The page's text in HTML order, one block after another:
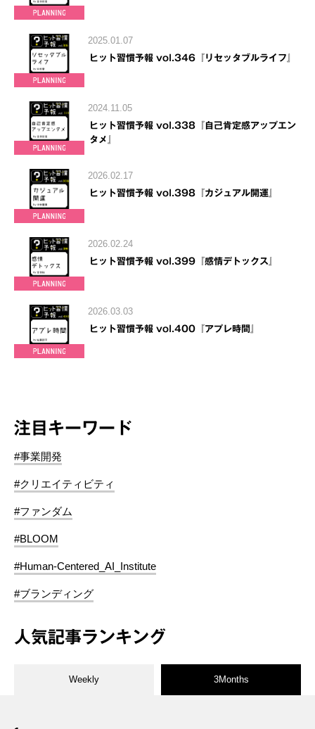
2025.01.07
ヒット習慣予報 vol.346『リセッタブルライフ』
2024.11.05
ヒット習慣予報 vol.338『自己肯定感アップエン
タメ』
2026.02.17
ヒット習慣予報 vol.398『カジュアル開運』
2026.02.24
ヒット習慣予報 vol.399『感情デトックス』
2026.03.03
ヒット習慣予報 vol.400『アプレ時間』
注目キーワード
#事業開発
#クリエイティビティ
#ファンダム
#BLOOM
#Human-Centered_AI_Institute
#ブランディング
人気記事ランキング
Weekly 3Months